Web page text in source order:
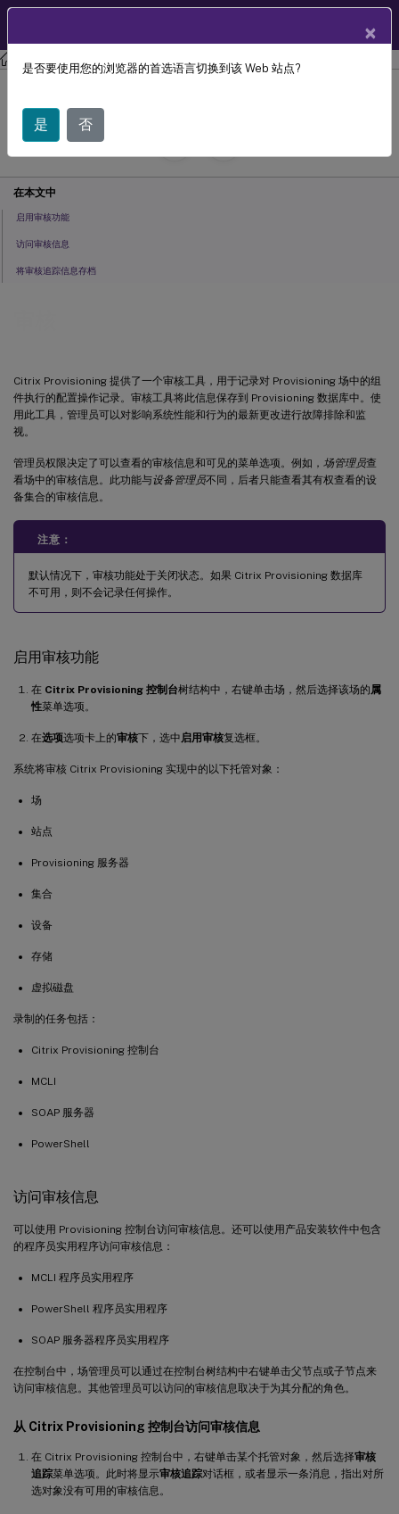
Citrix Provisioning Citrix Provisioning 2112
Citrix Provisioning 提供了一个审核工具，用于记录对 Provisioning 场中的组
件执行的配置操作记录。审核工具将此信息保存到 Provisioning 数据库中。使
用此工具，管理员可以对影响系统性能和行为的最新更改进行故障排除和监
视。
管理员权限决定了可以查看的审核信息和可见的菜单选项。例如， 场管理员查
看场中的审核信息。此功能与设备管理员不同，后者只能查看其有权查看的设
备集合的审核信息。
注意：
默认情况下，审核功能处于关闭状态。如果 Citrix Provisioning 数据库
不可用，则不会记录任何操作。
启用审核功能
在 Citrix Provisioning 控制台树结构中，右键单击场，然后选择该场的 属
性菜单选项。
在选项选项卡上的审核下，选中 启用审核复选框。
系统将审核 Citrix Provisioning 实现中的以下托管对象：
场
站点
Provisioning 服务器
集合
设备
存储
虚拟磁盘
录制的任务包括：
Citrix Provisioning 控制台
MCLI
SOAP 服务器
PowerShell
访问审核信息
可以使用 Provisioning 控制台访问审核信息。还可以使用产品安装软件中包含
的程序员实用程序访问审核信息：
MCLI 程序员实用程序
PowerShell 程序员实用程序
SOAP 服务器程序员实用程序
在控制台中，场管理员可以通过在控制台树结构中右键单击父节点或子节点来
访问审核信息。其他管理员可以访问的审核信息取决于为其分配的角色。
从 Citrix Provisioning 控制台访问审核信息
在 Citrix Provisioning 控制台中，右键单击某个托管对象，然后选择审核
追踪菜单选项。此时将显示审核追踪对话框，或者显示一条消息，指出对所
选对象没有可用的审核信息。
审核
July 29, 2024
C
在本文中
启用审核功能
访问审核信息
将审核追踪信息存档
×
是否要使用您的浏览器的首选语言切换到该 Web 站点?
是 否